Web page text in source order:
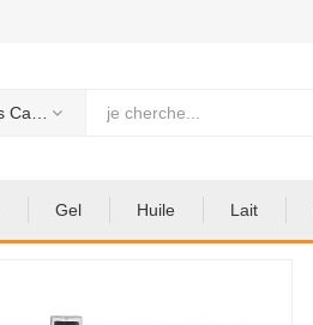
Gel Huile Lait